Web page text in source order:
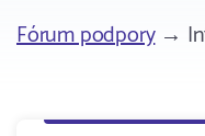
Fórum podpory→